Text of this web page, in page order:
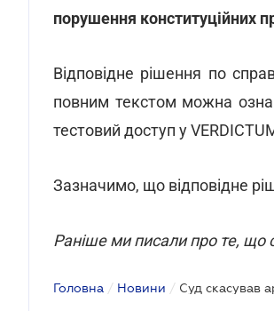
порушення конституційних
Відповідне рішення по
повним текстом можна
тестовий доступ у
Зазначимо, що відповідне
Раніше ми писали про те, що
Головна / Новини /